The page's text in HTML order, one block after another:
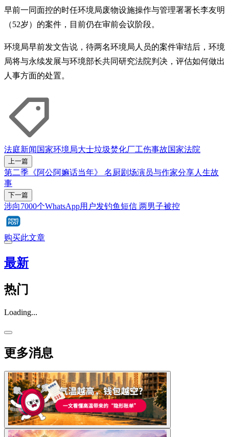
早前一同面控的时任环境局废物设施操作与管理署署长李友明
（52岁）的案件，目前仍在审前会议阶段。
环境局早前发文告说，待两名环境局人员的案件审结后，环境
局将与永续发展与环境部长共同研究法院判决，评估如何做出
人事方面的处置。
法庭新闻 国家环境局大士垃圾焚化厂工伤事故国家法院
上一篇
第二季《阿公阿嫲话当年》 名厨剧场演员与作家分享人生故
事
下一篇
涉向7000个WhatsApp用户发钓鱼短信 两男子被控
购买此文章
最新
热门
Loading...
更多消息